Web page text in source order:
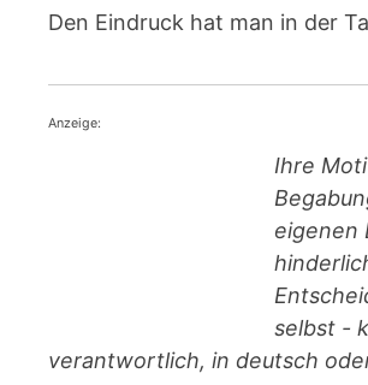
Den Eindruck hat man in der
Anzeige:
Ihre
eigenen
selbst -
verantwortlich, in deutsch